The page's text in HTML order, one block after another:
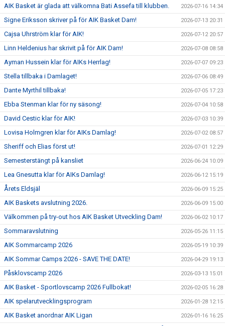
AIK Basket är glada att välkomna Bati Assefa till klubben. 2026-07-16 14:34
Signe Eriksson skriver på för AIK Basket Dam! 2026-07-13 20:31
Cajsa Uhrström klar för AIK! 2026-07-12 20:57
Linn Heldenius har skrivit på för AIK Dam! 2026-07-08 08:58
Ayman Hussein klar för AIKs Herrlag! 2026-07-07 09:23
Stella tillbaka i Damlaget! 2026-07-06 08:49
Dante Myrthil tillbaka! 2026-07-05 17:23
Ebba Stenman klar för ny säsong! 2026-07-04 10:58
David Cestic klar för AIK! 2026-07-03 10:39
Lovisa Holmgren klar för AIKs Damlag! 2026-07-02 08:57
Sheriff och Elias först ut! 2026-07-01 12:29
Semesterstängt på kansliet 2026-06-24 10:09
Lea Gnesutta klar för AIKs Damlag! 2026-06-12 15:19
Årets Eldsjäl 2026-06-09 15:25
AIK Baskets avslutning 2026. 2026-06-09 15:00
Välkommen på try-out hos AIK Basket Utveckling Dam! 2026-06-02 10:17
Sommaravslutning 2026-05-26 11:15
AIK Sommarcamp 2026 2026-05-19 10:39
AIK Sommar Camps 2026 - SAVE THE DATE! 2026-04-29 19:13
Påsklovscamp 2026 2026-03-13 15:01
AIK Basket - Sportlovscamp 2026 Fullbokat! 2026-02-05 16:28
AIK spelarutvecklingsprogram 2026-01-28 12:15
AIK Basket anordnar AIK Ligan 2026-01-16 16:25